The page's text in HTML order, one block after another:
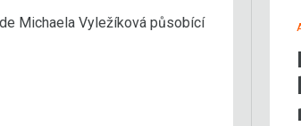
Michaela Vyležíková působící